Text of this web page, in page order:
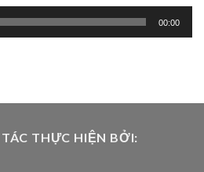
00:00
THỰC HIỆN BỞI: